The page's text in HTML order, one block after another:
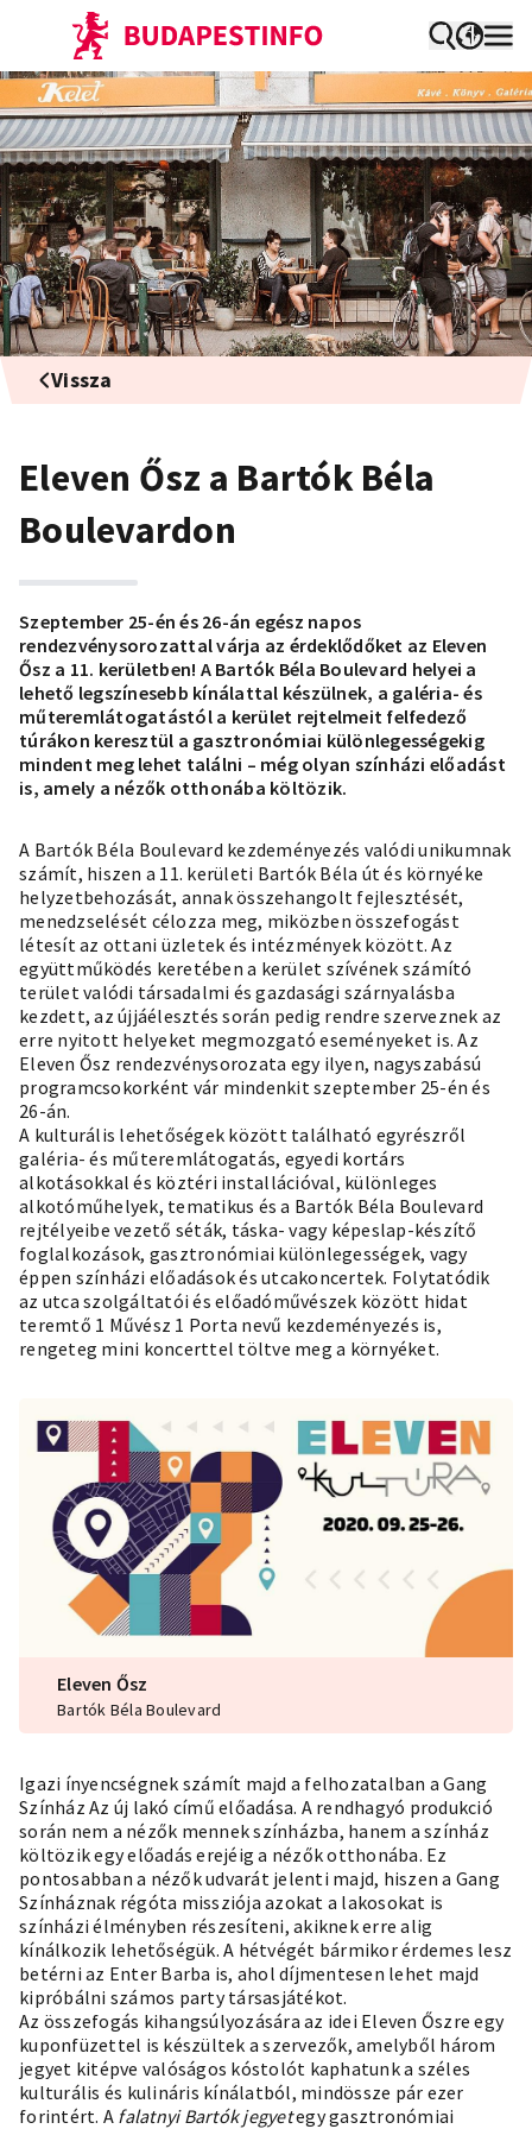
Vissza
Eleven Ősz a Bartók Béla
Boulevardon
Szeptember 25-én és 26-án egész napos
rendezvénysorozattal várja az érdeklődőket az Eleven
Ősz a 11. kerületben! A Bartók Béla Boulevard helyei a
lehető legszínesebb kínálattal készülnek, a galéria- és
műteremlátogatástól a kerület rejtelmeit felfedező
túrákon keresztül a gasztronómiai különlegességekig
mindent meg lehet találni – még olyan színházi előadást
is, amely a nézők otthonába költözik.
A Bartók Béla Boulevard kezdeményezés valódi unikumnak
számít, hiszen a 11. kerületi Bartók Béla út és környéke
helyzetbehozását, annak összehangolt fejlesztését,
menedzselését célozza meg, miközben összefogást
létesít az ottani üzletek és intézmények között. Az
együttműködés keretében a kerület szívének számító
terület valódi társadalmi és gazdasági szárnyalásba
kezdett, az újjáélesztés során pedig rendre szerveznek az
erre nyitott helyeket megmozgató eseményeket is. Az
Eleven Ősz rendezvénysorozata egy ilyen, nagyszabású
programcsokorként vár mindenkit szeptember 25-én és
26-án.
A kulturális lehetőségek között található egyrészről
galéria- és műteremlátogatás, egyedi kortárs
alkotásokkal és köztéri installációval, különleges
alkotóműhelyek, tematikus és a Bartók Béla Boulevard
rejtélyeibe vezető séták, táska- vagy képeslap-készítő
foglalkozások, gasztronómiai különlegességek, vagy
éppen színházi előadások és utcakoncertek. Folytatódik
az utca szolgáltatói és előadóművészek között hidat
teremtő 1 Művész 1 Porta nevű kezdeményezés is,
rengeteg mini koncerttel töltve meg a környéket.
Eleven Ősz
Bartók Béla Boulevard
Igazi ínyencségnek számít majd a felhozatalban a Gang
Színház Az új lakó című előadása. A rendhagyó produkció
során nem a nézők mennek színházba, hanem a színház
költözik egy előadás erejéig a nézők otthonába. Ez
pontosabban a nézők udvarát jelenti majd, hiszen a Gang
Színháznak régóta missziója azokat a lakosokat is
színházi élményben részesíteni, akiknek erre alig
kínálkozik lehetőségük. A hétvégét bármikor érdemes lesz
betérni az Enter Barba is, ahol díjmentesen lehet majd
kipróbálni számos party társasjátékot.
Az összefogás kihangsúlyozására az idei Eleven Őszre egy
kuponfüzettel is készültek a szervezők, amelyből három
jegyet kitépve valóságos kóstolót kaphatunk a széles
kulturális és kulináris kínálatból, mindössze pár ezer
forintért. A falatnyi Bartók jegyetegy gasztronómiai